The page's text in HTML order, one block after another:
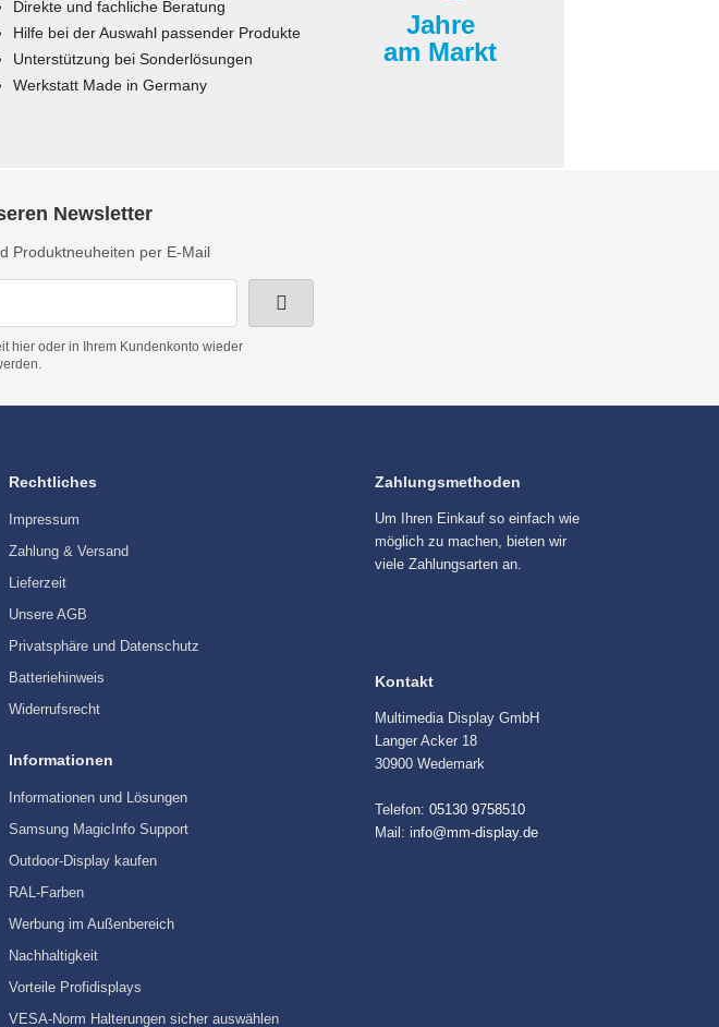
Direkte und fachliche Beratung
Hilfe bei der Auswahl passender Produkte
Unterstützung bei Sonderlösungen
Werkstatt Made in Germany
Jahre
am Markt
Newsletter
Produktneuheiten per E-Mail
hier oder in Ihrem Kundenkonto wieder
Rechtliches
Impressum
Zahlung & Versand
Lieferzeit
Unsere AGB
Privatsphäre und Datenschutz
Batteriehinweis
Widerrufsrecht
Informationen
Informationen und Lösungen
Samsung MagicInfo Support
Outdoor-Display kaufen
RAL-Farben
Werbung im Außenbereich
Nachhaltigkeit
Vorteile Profidisplays
VESA-Norm Halterungen sicher auswählen
Zahlungsmethoden
Um Ihren Einkauf so einfach wie
möglich zu machen, bieten wir
viele Zahlungsarten an.
Kontakt
Multimedia Display GmbH
Langer Acker 18
30900 Wedemark
Telefon: 05130 9758510
Mail: info@mm-display.de